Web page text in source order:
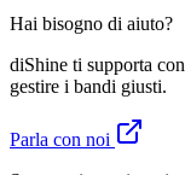
Hai bisogno di aiuto?
diShine ti supporta
gestire i bandi giusti.
Parla con noi